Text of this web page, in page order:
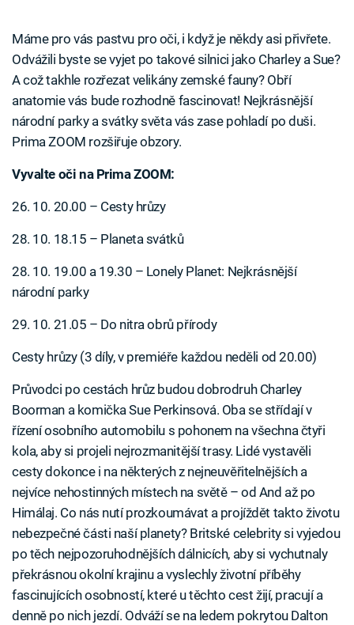
Máme pro vás pastvu pro oči, i když je někdy asi přivřete.
Odvážili byste se vyjet po takové silnici jako Charley a Sue?
A což takhle rozřezat velikány zemské fauny? Obří
anatomie vás bude rozhodně fascinovat! Nejkrásnější
národní parky a svátky světa vás zase pohladí po duši.
Prima ZOOM rozšiřuje obzory.
Vyvalte oči na Prima ZOOM:
26. 10. 20.00 – Cesty hrůzy
28. 10. 18.15 – Planeta svátků
28. 10. 19.00 a 19.30 – Lonely Planet: Nejkrásnější
národní parky
29. 10. 21.05 – Do nitra obrů přírody
Cesty hrůzy (3 díly, v premiéře každou neděli od 20.00)
Průvodci po cestách hrůz budou dobrodruh Charley
Boorman a komička Sue Perkinsová. Oba se střídají v
řízení osobního automobilu s pohonem na všechna čtyři
kola, aby si projeli nejrozmanitější trasy. Lidé vystavěli
cesty dokonce i na některých z nejneuvěřitelnějších a
nejvíce nehostinných místech na světě – od And až po
Himálaj. Co nás nutí prozkoumávat a projíždět takto životu
nebezpečné části naší planety? Britské celebrity si vyjedou
po těch nejpozoruhodnějších dálnicích, aby si vychutnaly
překrásnou okolní krajinu a vyslechly životní příběhy
fascinujících osobností, které u těchto cest žijí, pracují a
denně po nich jezdí. Odváží se na ledem pokrytou Dalton